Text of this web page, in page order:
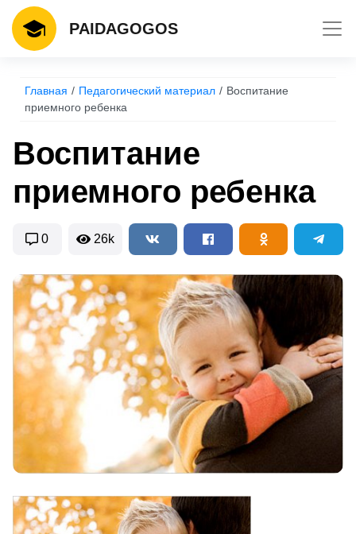
PAIDAGOGOS
Главная Педагогический материал
Воспитание
приемного ребенка
Воспитание
приемного ребенка
0 26k